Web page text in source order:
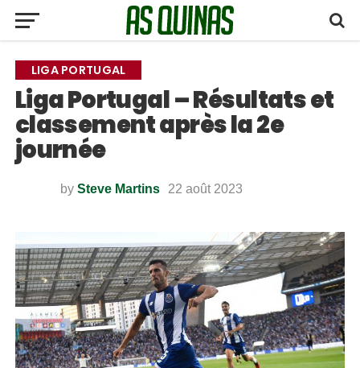
LIGA PORTUGAL
Liga Portugal – Résultats et
classement après la 2e
journée
by Steve Martins 22 août 2023